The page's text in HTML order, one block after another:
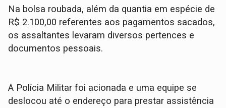
​Na bolsa roubada, além da quantia em espécie de
R$ 2.100,00 referentes aos pagamentos sacados,
os assaltantes levaram diversos pertences e
documentos pessoais.
​A Polícia Militar foi acionada e uma equipe se
deslocou até o endereço para prestar assistência